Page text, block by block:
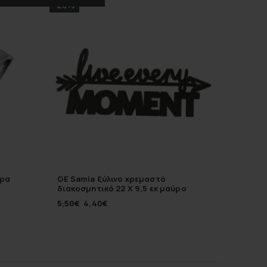
-20%
GE Samia ξύλινο κρεμαστό
διακοσμητικό 22 Χ 9,5 εκ μαύρο
5,50€ 4,40€